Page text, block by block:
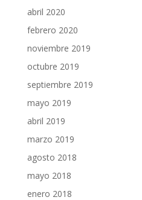
abril 2020
febrero 2020
noviembre 2019
octubre 2019
septiembre 2019
mayo 2019
abril 2019
marzo 2019
agosto 2018
mayo 2018
enero 2018